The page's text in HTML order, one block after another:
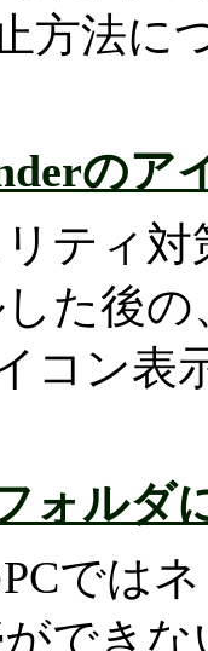
方法に
のア
ティ
た後の
コン表
ォルダ
では
でき